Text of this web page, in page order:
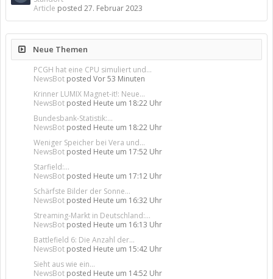
Article posted 27. Februar 2023
Neue Themen
PCGH hat eine CPU simuliert und...
NewsBot posted Vor 53 Minuten
Krinner LUMIX Magnet-it!: Neue...
NewsBot posted Heute um 18:22 Uhr
Bundesbank-Statistik:...
NewsBot posted Heute um 18:22 Uhr
Weniger Speicher bei Vera und...
NewsBot posted Heute um 17:52 Uhr
Starfield:...
NewsBot posted Heute um 17:12 Uhr
Schärfste Bilder der Sonne...
NewsBot posted Heute um 16:32 Uhr
Streaming-Markt in Deutschland:...
NewsBot posted Heute um 16:13 Uhr
Battlefield 6: Die Anzahl der...
NewsBot posted Heute um 15:42 Uhr
Sieht aus wie ein...
NewsBot posted Heute um 14:52 Uhr